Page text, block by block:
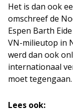
Het is dan ook
omschreef de
Espen Barth
VN-milieutop in
werd dan ook
internationaal
moet tegengaan.
Lees ook: